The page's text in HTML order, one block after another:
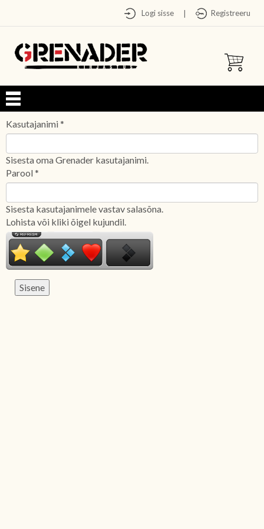
Logi sisse Registreeru
Kasutajanimi*
Sisesta oma Grenader kasutajanimi.
Parool*
Sisesta kasutajanimele vastav salasõna.
Lohista või kliki õigel kujundil.